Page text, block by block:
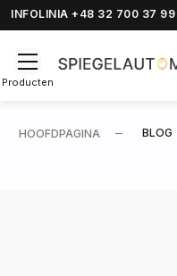
INFOLINIA +48 32 700 37 99
Producten
HOOFDPAGINA BLOG